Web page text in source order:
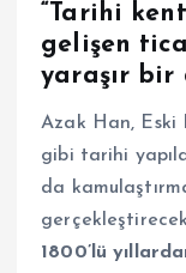
“Tarihi
gelişen
yaraşır bir
Azak Han, Eski
gibi tarihi
da
1800’lü